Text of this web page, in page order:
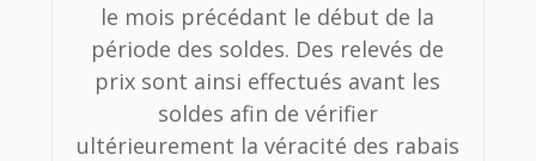
le mois précédant le début de la
période des soldes. Des relevés de
prix sont ainsi effectués avant les
soldes afin de vérifier
ultérieurement la véracité des rabais